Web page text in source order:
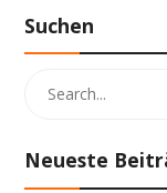
Suchen
Neueste